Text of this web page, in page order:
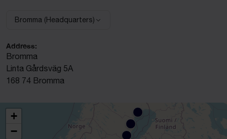
Select facility:
Bromma (Headquarters)
Address:
Bromma
Linta Gårdsväg 5A
168 74 Bromma
+
−